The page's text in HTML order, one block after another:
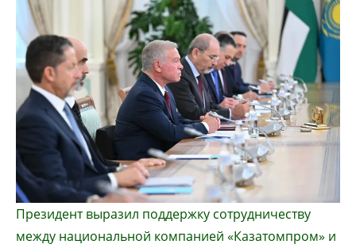
Президент выразил поддержку сотрудничеству
между национальной компанией «Казатомпром» и